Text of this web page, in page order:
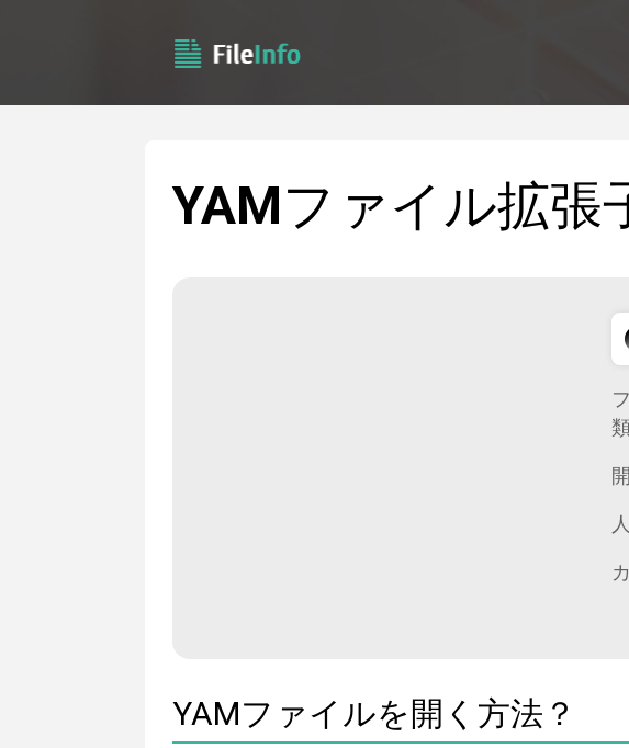
YAMファイル拡張
YAMファイルを開く方法？